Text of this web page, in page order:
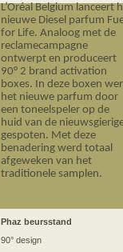
L’Oréal Belgium lanceert
nieuwe Diesel parfum
for Life. Analoog met de
reclamecampagne
ontwerpt en produceert
90° 2 brand activation
boxes. In deze boxen
het nieuwe parfum door
een toneelspeler op de
huid van de
gespoten. Met deze
benadering werd totaal
afgeweken van het
traditionele samplen.
Phaz beursstand
90° design